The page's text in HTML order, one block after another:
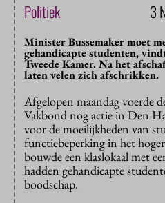
Politiek 3
Minister Bussemaker moet
gehandicapte studenten,
Tweede Kamer. Na het
laten velen zich afschrikken.
Afgelopen maandag voerde
Vakbond nog actie in Den
voor de moeilijkheden van
functiebeperking in het
bouwde een klaslokaal met
hadden gehandicapte
boodschap.